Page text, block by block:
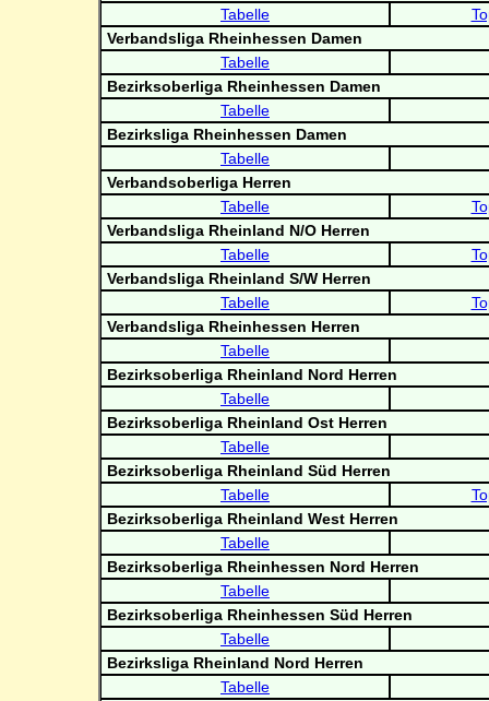
Tabelle
Verbandsliga Rheinhessen Damen
Tabelle
Bezirksoberliga Rheinhessen Damen
Tabelle
Bezirksliga Rheinhessen Damen
Tabelle
Verbandsoberliga Herren
Tabelle
Verbandsliga Rheinland N/O Herren
Tabelle
Verbandsliga Rheinland S/W Herren
Tabelle
Verbandsliga Rheinhessen Herren
Tabelle
Bezirksoberliga Rheinland Nord Herren
Tabelle
Bezirksoberliga Rheinland Ost Herren
Tabelle
Bezirksoberliga Rheinland Süd Herren
Tabelle
Bezirksoberliga Rheinland West Herren
Tabelle
Bezirksoberliga Rheinhessen Nord Herren
Tabelle
Bezirksoberliga Rheinhessen Süd Herren
Tabelle
Bezirksliga Rheinland Nord Herren
Tabelle